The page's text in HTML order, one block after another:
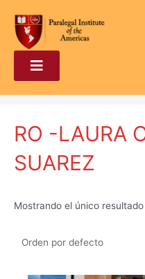
RO -LAURA
SUAREZ
Mostrando el único resultado